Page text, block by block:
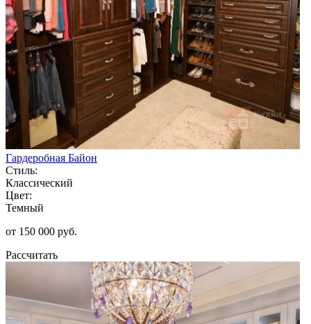
Гардеробная Байон
Стиль:
Классический
Цвет:
Темный
от 150 000 руб.
Рассчитать